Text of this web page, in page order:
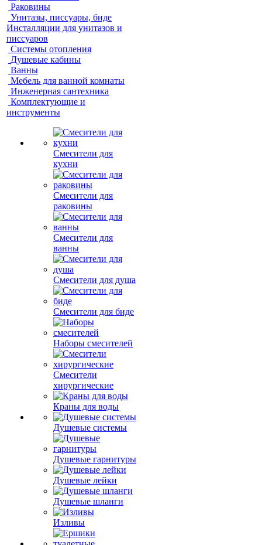
Раковины
Унитазы, писсуары, биде
Инсталляции для унитазов и
писсуаров
Системы отопления
Душевые кабины
Ванны
Мебель для ванной комнаты
Инженерная сантехника
Комплектующие и
инструменты
Смесители для
кухни
Смесители для
раковины
Смесители для
ванны
Смесители для душа
Смесители для биде
Наборы смесителей
Смесители
хирургические
Краны для воды
Душевые системы
Душевые гарнитуры
Душевые лейки
Душевые шланги
Изливы